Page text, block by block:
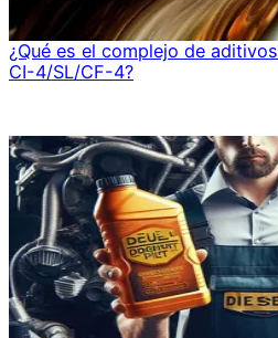
¿Qué es el complejo de
CI-4/SL/CF-4?